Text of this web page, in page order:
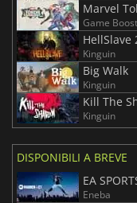
Marvel
Game Boost
HellSlave
Kinguin
Big Walk
Kinguin
Kill The
Kinguin
DISPONIBILI A BREVE
EA
Eneba